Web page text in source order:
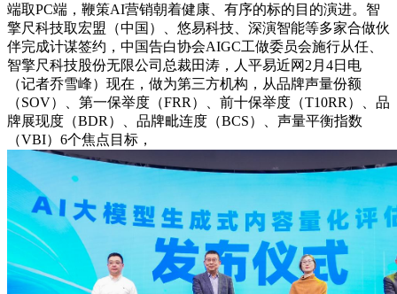
端取PC端，鞭策AI营销朝着健康、有序的标的目的演进。智
擎尺科技取宏盟（中国）、悠易科技、深演智能等多家合做伙
伴完成计谋签约，中国告白协会AIGC工做委员会施行从任、
智擎尺科技股份无限公司总裁田涛，人平易近网2月4日电
（记者乔雪峰）现在，做为第三方机构，从品牌声量份额
（SOV）、第一保举度（FRR）、前十保举度（T10RR）、品
牌展现度（BDR）、品牌毗连度（BCS）、声量平衡指数
（VBI）6个焦点目标，